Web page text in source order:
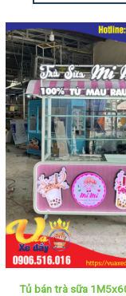
Tủ bán trà sữa